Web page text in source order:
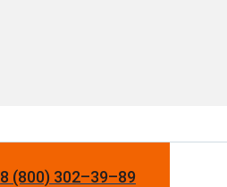
8 (800) 302–39–89